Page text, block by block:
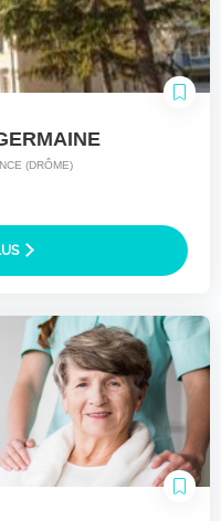
(DRÔME)